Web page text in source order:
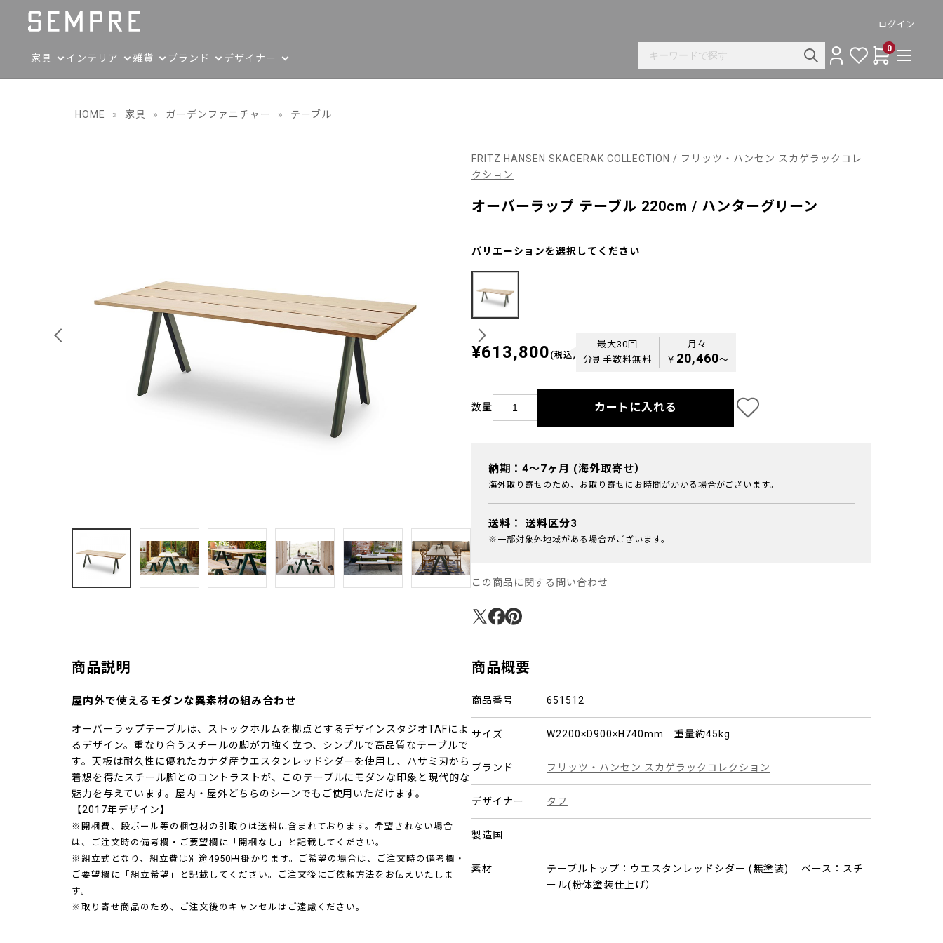
ログイン
家具 インテリア 雑貨 ブランド デザイナー
0
HOME » 家具 » ガーデンファニチャー » テーブル
FRITZ HANSEN SKAGERAK COLLECTION / フリッツ・ハンセン スカゲラックコレ
クション
オーバーラップ テーブル 220cm / ハンターグリーン
バリエーションを選択してください
¥613,800 (税込)
最大30回
分割手数料無料
月々
￥ 20,460〜
数量 カートに入れる
納期：4～7ヶ月 (海外取寄せ）
海外取り寄せのため、お取り寄せにお時間がかかる場合がございます。
送料： 送料区分3
※一部対象外地域がある場合がございます。
この商品に関する問い合わせ
商品説明
屋内外で使えるモダンな異素材の組み合わせ
オーバーラップテーブルは、ストックホルムを拠点とするデザインスタジオTAFによ
るデザイン。重なり合うスチールの脚が力強く立つ、シンプルで高品質なテーブルで
す。天板は耐久性に優れたカナダ産ウエスタンレッドシダーを使用し、ハサミ刃から
着想を得たスチール脚とのコントラストが、このテーブルにモダンな印象と現代的な
魅力を与えています。屋内・屋外どちらのシーンでもご使用いただけます。
【2017年デザイン】
※開梱費、段ボール等の梱包材の引取りは送料に含まれております。希望されない場合
は、ご注文時の備考欄・ご要望欄に「開梱なし」と記載してください。
※組立式となり、組立費は別途4950円掛かります。ご希望の場合は、ご注文時の備考欄・
ご要望欄に「組立希望」と記載してください。ご注文後にご依頼方法をお伝えいたしま
す。
※取り寄せ商品のため、ご注文後のキャンセルはご遠慮ください。
商品概要
商品番号 651512
サイズ W2200×D900×H740mm 重量約45kg
ブランド フリッツ・ハンセン スカゲラックコレクション
デザイナー タフ
製造国
素材
テーブルトップ：ウエスタンレッドシダー (無塗装) ベース：スチ
ール(粉体塗装仕上げ）